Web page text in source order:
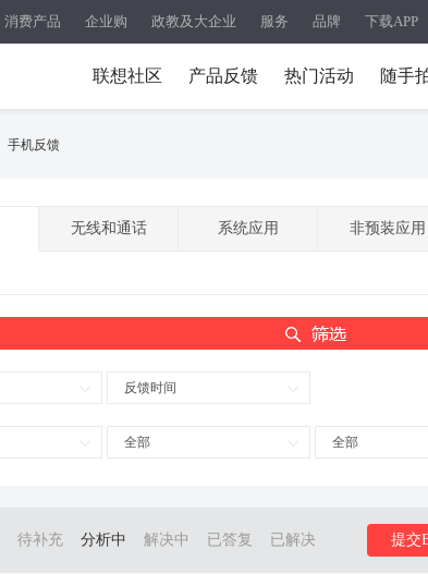
消费产品 企业购 政教及大企业 服务 品牌 下载APP
联想社区 产品反馈 热门活动 随手
手机反馈
无线和通话 系统应用 非预装应用
反馈时间
全部 全部
待补充 分析中 解决中 已答复 已解决 提交